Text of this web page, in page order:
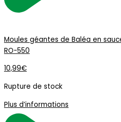
Moules géantes de Baléa en
RO-550
10,99€
Rupture de stock
Plus d’informations